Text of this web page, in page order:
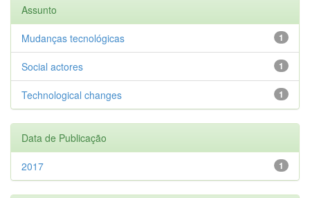
Assunto
1
Mudanças tecnológicas
1
Social actores
1
Technological changes
Data de Publicação
1
2017